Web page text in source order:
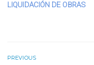
LIQUIDACIÓN DE OBRAS
PREVIOUS